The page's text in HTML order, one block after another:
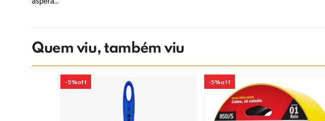
Quem viu, também viu
-5%off -5%off